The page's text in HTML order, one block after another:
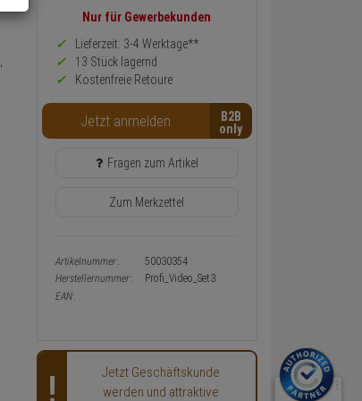
Preis,
Verfügbakeit
und
Warenkorb-
oder
Konfigurieren-
Button
Nur für Gewerbekunden
Lieferzeit: 3-4 Werktage**
13 Stück lagernd
Kostenfreie Retoure
Jetzt anmelden B2B
Fragen zum Artikel
Zum Merkzettel
Artikelnummer:
50030354
Herstellernummer:
Profi_Video_Set3
EAN:
Jetzt Geschäftskunde
werden und attraktive